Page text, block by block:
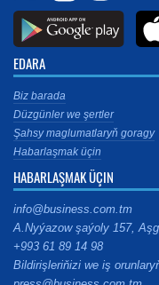
EDARA
Biz barada
Düzgünler we şertler
Şahsy maglumatlaryň goragy
Habarlaşmak üçin
HABARLAŞMAK ÜÇIN
info@business.com.tm
A.Nyýazow şaýoly 157,
+993 61 89 14 98
Bildirişleriňizi we iş